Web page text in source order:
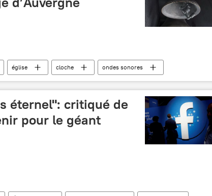
église cloche
ondes sonores
faits divers
éternel": critiqué de
pour le géant